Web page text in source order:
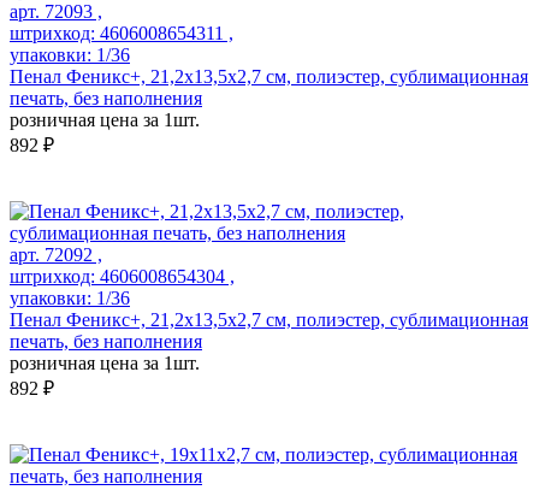
арт. 72093 ,
штрихкод: 4606008654311 ,
упаковки: 1/36
Пенал Феникс+, 21,2х13,5х2,7 см, полиэстер, сублимационная
печать, без наполнения
розничная цена за 1шт.
892 ₽
арт. 72092 ,
штрихкод: 4606008654304 ,
упаковки: 1/36
Пенал Феникс+, 21,2х13,5х2,7 см, полиэстер, сублимационная
печать, без наполнения
розничная цена за 1шт.
892 ₽